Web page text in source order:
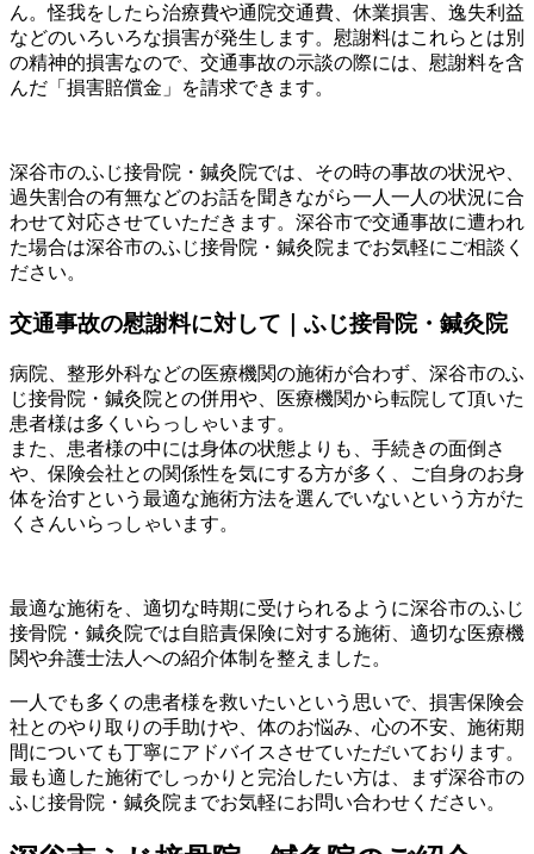
ん。怪我をしたら治療費や通院交通費、休業損害、逸失利益
などのいろいろな損害が発生します。慰謝料はこれらとは別
の精神的損害なので、交通事故の示談の際には、慰謝料を含
んだ「損害賠償金」を請求できます。
深谷市のふじ接骨院・鍼灸院では、その時の事故の状況や、
過失割合の有無などのお話を聞きながら一人一人の状況に合
わせて対応させていただきます。深谷市で交通事故に遭われ
た場合は深谷市のふじ接骨院・鍼灸院までお気軽にご相談く
ださい。
交通事故の慰謝料に対して｜ふじ接骨院・鍼灸院
病院、整形外科などの医療機関の施術が合わず、深谷市のふ
じ接骨院・鍼灸院との併用や、医療機関から転院して頂いた
患者様は多くいらっしゃいます。
また、患者様の中には身体の状態よりも、手続きの面倒さ
や、保険会社との関係性を気にする方が多く、ご自身のお身
体を治すという最適な施術方法を選んでいないという方がた
くさんいらっしゃいます。
最適な施術を、適切な時期に受けられるように深谷市のふじ
接骨院・鍼灸院では自賠責保険に対する施術、適切な医療機
関や弁護士法人への紹介体制を整えました。
一人でも多くの患者様を救いたいという思いで、損害保険会
社とのやり取りの手助けや、体のお悩み、心の不安、施術期
間についても丁寧にアドバイスさせていただいております。
最も適した施術でしっかりと完治したい方は、まず深谷市の
ふじ接骨院・鍼灸院までお気軽にお問い合わせください。